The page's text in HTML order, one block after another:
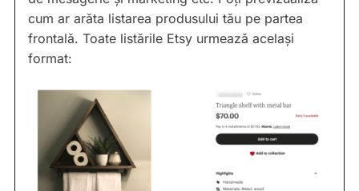
cum ar arăta listarea produsului tău pe partea
frontală. Toate listările Etsy urmează același
format: